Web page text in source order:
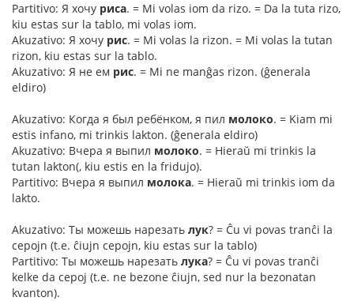
Partitivo: Я хочу риса. = Mi volas iom da rizo. = Da la tuta rizo,
kiu estas sur la tablo, mi volas iom.
Akuzativo: Я хочу рис. = Mi volas la rizon. = Mi volas la tutan
rizon, kiu estas sur la tablo.
Akuzativo: Я не ем рис. = Mi ne manĝas rizon. (ĝenerala
eldiro)
Akuzativo: Когда я был ребёнком, я пил молоко. = Kiam mi
estis infano, mi trinkis lakton. (ĝenerala eldiro)
Akuzativo: Вчера я выпил молоко. = Hieraŭ mi trinkis la
tutan lakton(, kiu estis en la fridujo).
Partitivo: Вчера я выпил молока. = Hieraŭ mi trinkis iom da
lakto.
Akuzativo: Ты можешь нарезать лук? = Ĉu vi povas tranĉi la
cepojn (t.e. ĉiujn cepojn, kiu estas sur la tablo)
Partitivo: Ты можешь нарезать лука? = Ĉu vi povas tranĉi
kelke da cepoj (t.e. ne bezone ĉiujn, sed nur la bezonatan
kvanton).